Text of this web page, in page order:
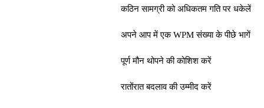
कठिन सामग्री को अधिकतम गति पर धकेलें
अपने आप में एक WPM संख्या के पीछे भागें
पूर्ण मौन थोपने की कोशिश करें
रातोंरात बदलाव की उम्मीद करें